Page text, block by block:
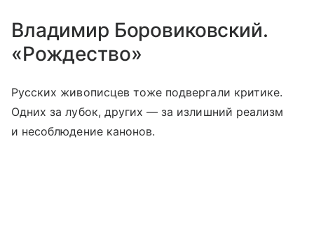
Владимир Боровиковский.
«Рождество»
Русских живописцев тоже подвергали критике.
Одних за лубок, других — за излишний реализм
и несоблюдение канонов.